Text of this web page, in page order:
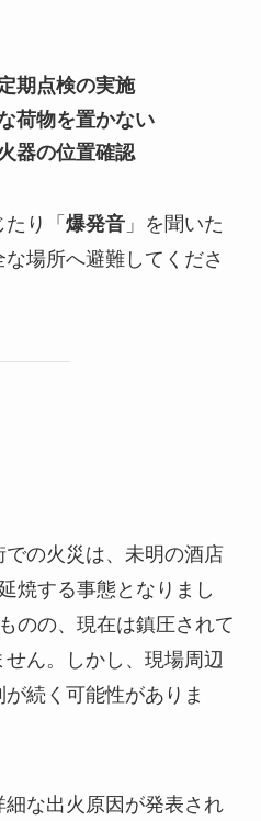
期点検の実施
荷物を置かない
器の位置確認
り「 爆発音」を聞いた
場所へ避難してくださ
の火災は、未明の酒店
焼する事態となりまし
のの、現在は鎮圧されて
ん。しかし、現場周辺
続く可能性がありま
な出火原因が発表され